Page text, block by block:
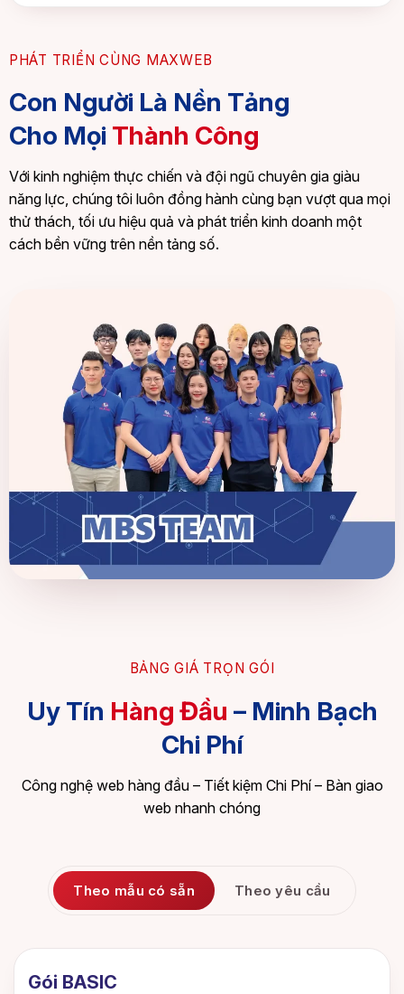
PHÁT TRIỂN CÙNG MAXWEB
Con Người Là Nền Tảng
Cho Mọi Thành Công
Với kinh nghiệm thực chiến và đội ngũ chuyên gia giàu
năng lực, chúng tôi luôn đồng hành cùng bạn vượt qua mọi
thử thách, tối ưu hiệu quả và phát triển kinh doanh một
cách bền vững trên nền tảng số.
BẢNG GIÁ TRỌN GÓI
Uy Tín Hàng Đầu – Minh Bạch
Chi Phí
Công nghệ web hàng đầu – Tiết kiệm Chi Phí – Bàn giao
web nhanh chóng
Theo mẫu có sẵn Theo yêu cầu
Gói BASIC